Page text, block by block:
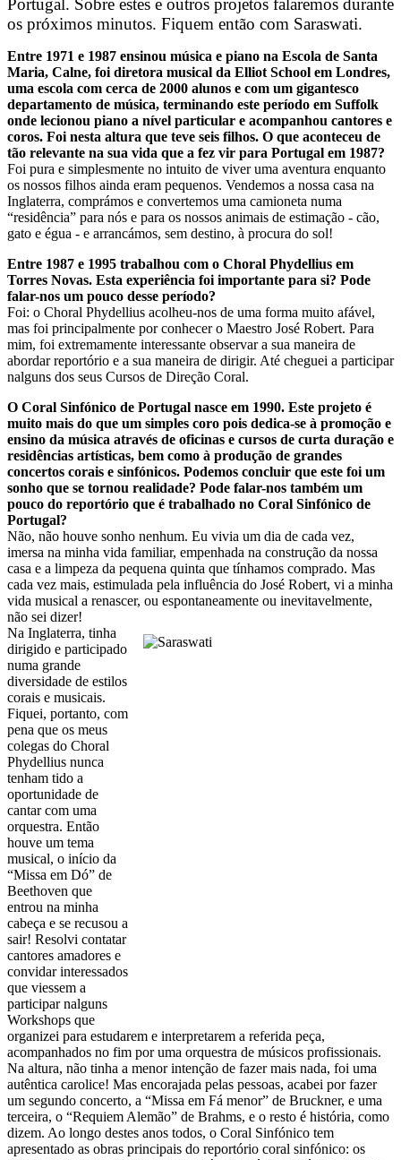
Portugal. Sobre estes e outros projetos falaremos durante
os próximos minutos. Fiquem então com Saraswati.
Entre 1971 e 1987 ensinou música e piano na Escola de Santa
Maria, Calne, foi diretora musical da Elliot School em Londres,
uma escola com cerca de 2000 alunos e com um gigantesco
departamento de música, terminando este período em Suffolk
onde lecionou piano a nível particular e acompanhou cantores e
coros. Foi nesta altura que teve seis filhos. O que aconteceu de
tão relevante na sua vida que a fez vir para Portugal em 1987?
Foi pura e simplesmente no intuito de viver uma aventura enquanto
os nossos filhos ainda eram pequenos. Vendemos a nossa casa na
Inglaterra, comprámos e convertemos uma camioneta numa
“residência” para nós e para os nossos animais de estimação - cão,
gato e égua - e arrancámos, sem destino, à procura do sol!
Entre 1987 e 1995 trabalhou com o Choral Phydellius em
Torres Novas. Esta experiência foi importante para si? Pode
falar-nos um pouco desse período?
Foi: o Choral Phydellius acolheu-nos de uma forma muito afável,
mas foi principalmente por conhecer o Maestro José Robert. Para
mim, foi extremamente interessante observar a sua maneira de
abordar reportório e a sua maneira de dirigir. Até cheguei a participar
nalguns dos seus Cursos de Direção Coral.
O Coral Sinfónico de Portugal nasce em 1990. Este projeto é
muito mais do que um simples coro pois dedica-se à promoção e
ensino da música através de oficinas e cursos de curta duração e
residências artísticas, bem como à produção de grandes
concertos corais e sinfónicos. Podemos concluir que este foi um
sonho que se tornou realidade? Pode falar-nos também um
pouco do reportório que é trabalhado no Coral Sinfónico de
Portugal?
Não, não houve sonho nenhum. Eu vivia um dia de cada vez,
imersa na minha vida familiar, empenhada na construção da nossa
casa e a limpeza da pequena quinta que tínhamos comprado. Mas
cada vez mais, estimulada pela influência do José Robert, vi a minha
vida musical a renascer, ou espontaneamente ou inevitavelmente,
não sei dizer!
Na Inglaterra, tinha
dirigido e participado
numa grande
diversidade de estilos
corais e musicais.
Fiquei, portanto, com
pena que os meus
colegas do Choral
Phydellius nunca
tenham tido a
oportunidade de
cantar com uma
orquestra. Então
houve um tema
musical, o início da
“Missa em Dó” de
Beethoven que
entrou na minha
cabeça e se recusou a
sair! Resolvi contatar
cantores amadores e
convidar interessados
que viessem a
participar nalguns
Workshops que
organizei para estudarem e interpretarem a referida peça,
acompanhados no fim por uma orquestra de músicos profissionais.
Na altura, não tinha a menor intenção de fazer mais nada, foi uma
autêntica carolice! Mas encorajada pelas pessoas, acabei por fazer
um segundo concerto, a “Missa em Fá menor” de Bruckner, e uma
terceira, o “Requiem Alemão” de Brahms, e o resto é história, como
dizem. Ao longo destes anos todos, o Coral Sinfónico tem
apresentado as obras principais do reportório coral sinfónico: os